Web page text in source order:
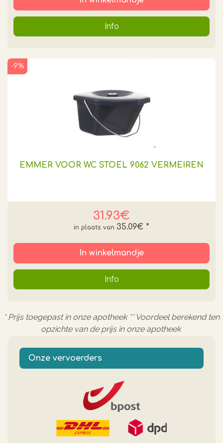
Info
EMMER VOOR WC STOEL 9062 VERMEIREN
31.93€
-9%
35.09€ *
In winkelmandje
Info
* Prijs toegepast in onze apotheek ** Voordeel berekend ten
opzichte van de prijs in onze apotheek
Onze vervoerders